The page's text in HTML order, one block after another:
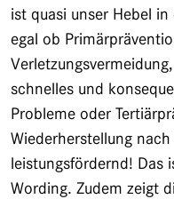
ist quasi unser Hebel
egal ob
schnelles und
Probleme oder
Wiederherstellung
leistungsfördernd! Das
Wording. Zudem zeigt